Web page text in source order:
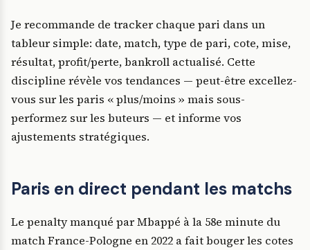
Je recommande de tracker chaque pari dans un
tableur simple: date, match, type de pari, cote, mise,
résultat, profit/perte, bankroll actualisé. Cette
discipline révèle vos tendances — peut-être excellez-
vous sur les paris « plus/moins » mais sous-
performez sur les buteurs — et informe vos
ajustements stratégiques.
Paris en direct pendant les matchs
Le penalty manqué par Mbappé à la 58e minute du
match France-Pologne en 2022 a fait bouger les cotes